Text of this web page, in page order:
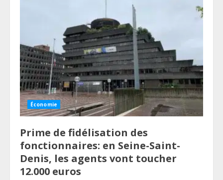
Économie
Prime de fidélisation des
fonctionnaires: en Seine-Saint-
Denis, les agents vont toucher
12.000 euros